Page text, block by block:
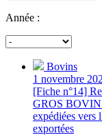
Année :
Bovins
1 novembre
[Fiche n°14]
GROS
expédiées vers
exportées